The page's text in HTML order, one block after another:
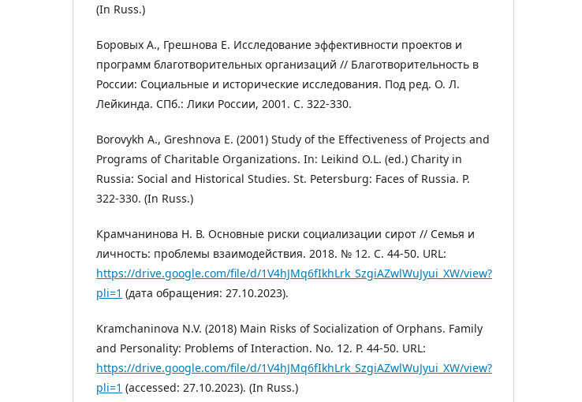
(In Russ.)
Боровых А., Грешнова Е. Исследование эффективности проектов и
программ благотворительных организаций // Благотворительность в
России: Социальные и исторические исследования. Под ред. О. Л.
Лейкинда. СПб.: Лики России, 2001. С. 322-330.
Borovykh A., Greshnova E. (2001) Study of the Effectiveness of Projects and
Programs of Charitable Organizations. In: Leikind O.L. (ed.) Charity in
Russia: Social and Historical Studies. St. Petersburg: Faces of Russia. P.
322-330. (In Russ.)
Крамчанинова Н. В. Основные риски социализации сирот // Семья и
личность: проблемы взаимодействия. 2018. № 12. С. 44-50. URL:
https://drive.google.com/file/d/1V4hJMq6fIkhLrk_SzgiAZwlWuJyui_XW/view?
pli=1 (дата обращения: 27.10.2023).
Kramchaninova N.V. (2018) Main Risks of Socialization of Orphans. Family
and Personality: Problems of Interaction. No. 12. P. 44-50. URL:
https://drive.google.com/file/d/1V4hJMq6fIkhLrk_SzgiAZwlWuJyui_XW/view?
pli=1 (accessed: 27.10.2023). (In Russ.)